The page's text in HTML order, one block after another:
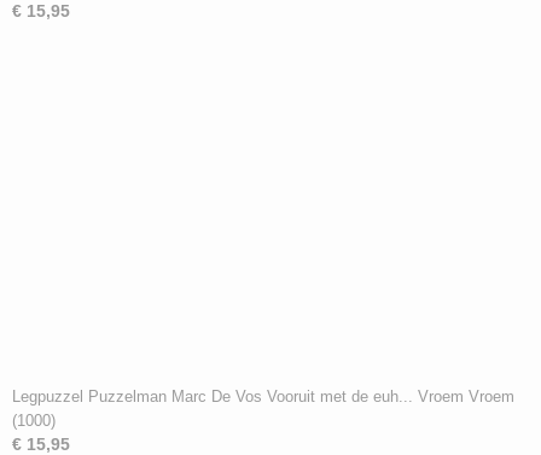
€ 15,95
Legpuzzel Puzzelman Marc De Vos Vooruit met de euh... Vroem Vroem
(1000)
€ 15,95